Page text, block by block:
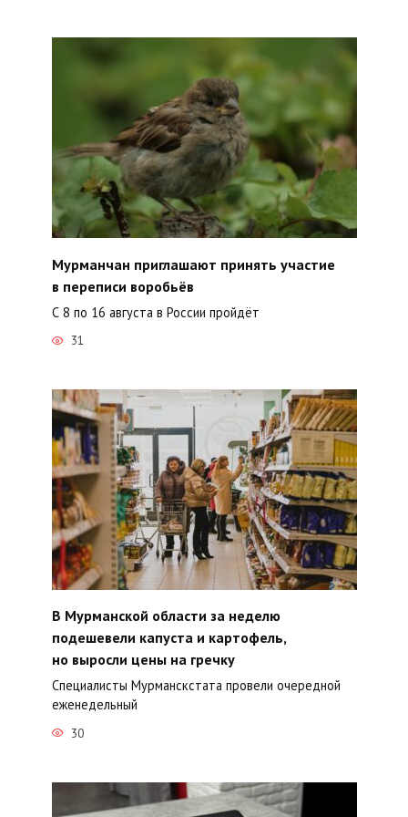
Мурманчан приглашают принять участие
в переписи воробьёв
С 8 по 16 августа в России пройдёт
31
В Мурманской области за неделю
подешевели капуста и картофель,
но выросли цены на гречку
Специалисты Мурманскстата провели очередной
еженедельный
30